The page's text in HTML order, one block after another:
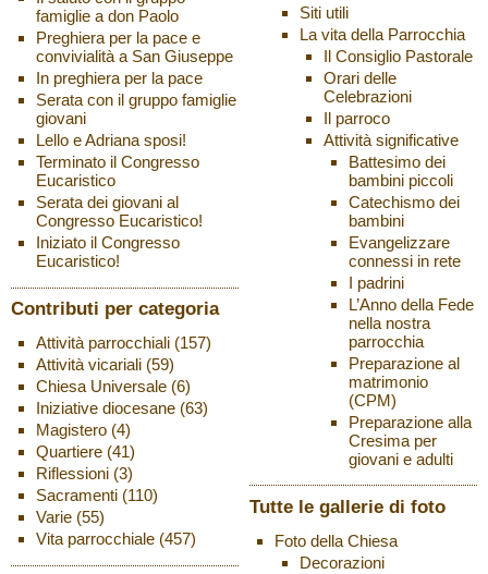
famiglie a don Paolo
Preghiera per la pace e
convivialità a San Giuseppe
In preghiera per la pace
Serata con il gruppo famiglie
giovani
Lello e Adriana sposi!
Terminato il Congresso
Eucaristico
Serata dei giovani al
Congresso Eucaristico!
Iniziato il Congresso
Eucaristico!
Contributi per categoria
Attività parrocchiali(157)
Attività vicariali(59)
Chiesa Universale(6)
Iniziative diocesane(63)
Magistero(4)
Quartiere(41)
Riflessioni(3)
Sacramenti(110)
Varie(55)
Vita parrocchiale(457)
Siti utili
La vita della Parrocchia
Il Consiglio Pastorale
Orari delle
Celebrazioni
Il parroco
Attività significative
Battesimo dei
bambini piccoli
Catechismo dei
bambini
Evangelizzare
connessi in rete
I padrini
L’Anno della Fede
nella nostra
parrocchia
Preparazione al
matrimonio
(CPM)
Preparazione alla
Cresima per
giovani e adulti
Tutte le gallerie di foto
Foto della Chiesa
Decorazioni